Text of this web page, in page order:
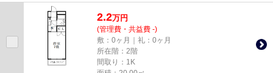
でパソコンを使う人にぜひご検...
2.2万円
(管理費・共益費 -)
敷：0ヶ月｜礼：0ヶ月
所在階：2階
間取り：1K